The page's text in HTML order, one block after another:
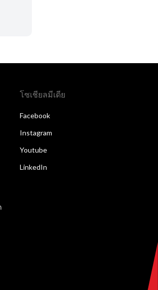
โซเชียลมีเดีย
Facebook
Instagram
Youtube
LinkedIn